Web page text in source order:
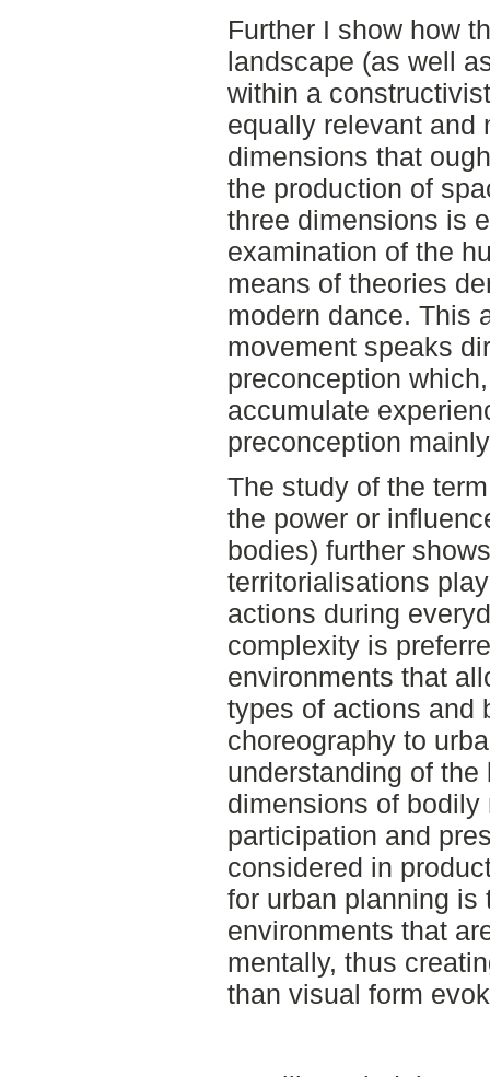
Further I show how
landscape (as well
within a
equally relevant and
dimensions that
the production of
three dimensions is
examination of the
means of theories
modern dance. This
movement speaks
preconception
accumulate
preconception
The study of the
the power or
bodies) further
territorialisations
actions during
complexity is
environments that
types of actions and
choreography to
understanding of
dimensions of
participation and
considered in
for urban planning is
environments that
mentally, thus
than visual form